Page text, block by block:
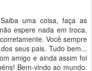
uma coisa, faça as
espere nada em troca.
Você sempre
seus pais. Tudo bem...
amigo e ainda assim foi
Bem-vindo ao mundo.